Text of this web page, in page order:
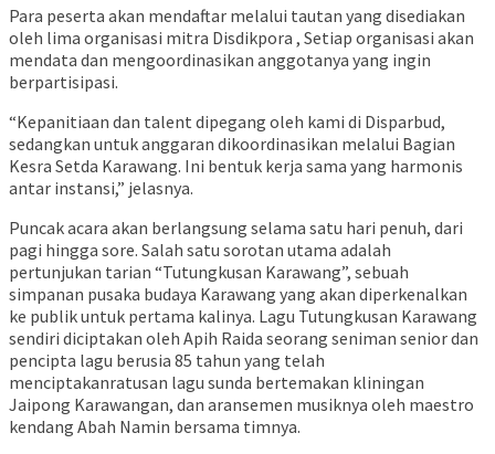
Para peserta akan mendaftar melalui tautan yang disediakan
oleh lima organisasi mitra Disdikpora , Setiap organisasi akan
mendata dan mengoordinasikan anggotanya yang ingin
berpartisipasi.
“Kepanitiaan dan talent dipegang oleh kami di Disparbud,
sedangkan untuk anggaran dikoordinasikan melalui Bagian
Kesra Setda Karawang. Ini bentuk kerja sama yang harmonis
antar instansi,” jelasnya.
Puncak acara akan berlangsung selama satu hari penuh, dari
pagi hingga sore. Salah satu sorotan utama adalah
pertunjukan tarian “Tutungkusan Karawang”, sebuah
simpanan pusaka budaya Karawang yang akan diperkenalkan
ke publik untuk pertama kalinya. Lagu Tutungkusan Karawang
sendiri diciptakan oleh Apih Raida seorang seniman senior dan
pencipta lagu berusia 85 tahun yang telah
menciptakanratusan lagu sunda bertemakan kliningan
Jaipong Karawangan, dan aransemen musiknya oleh maestro
kendang Abah Namin bersama timnya.